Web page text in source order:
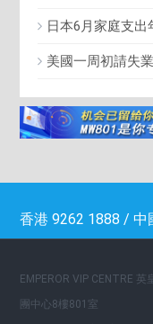
日本6月家庭支出
美國一周初請失
香港 9262 1888 / 中
EMPEROR VIP CENTRE
團中心8樓801室